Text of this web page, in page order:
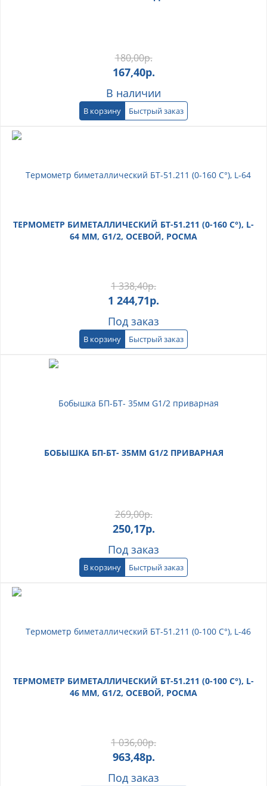
180,00р.
167,40р.
В наличии
В корзину Быстрый заказ
ТЕРМОМЕТР БИМЕТАЛЛИЧЕСКИЙ БТ-51.211 (0-160 С°), L-
64 ММ, G1/2, ОСЕВОЙ, РОСМА
1 338,40р.
1 244,71р.
Под заказ
В корзину Быстрый заказ
БОБЫШКА БП-БТ- 35ММ G1/2 ПРИВАРНАЯ
269,00р.
250,17р.
Под заказ
В корзину Быстрый заказ
ТЕРМОМЕТР БИМЕТАЛЛИЧЕСКИЙ БТ-51.211 (0-100 С°), L-
46 ММ, G1/2, ОСЕВОЙ, РОСМА
1 036,00р.
963,48р.
Под заказ